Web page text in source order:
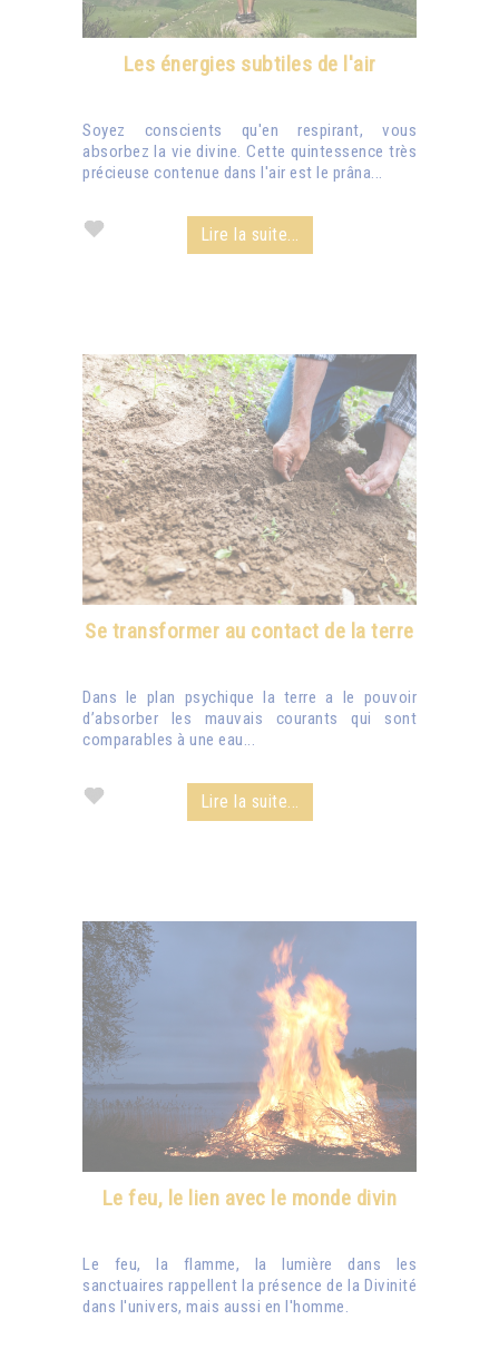
Les énergies subtiles de l'air
Soyez conscients qu'en respirant, vous
absorbez la vie divine. Cette quintessence très
précieuse contenue dans l'air est le prâna...
Lire la suite...
Se transformer au contact de la terre
Dans le plan psychique la terre a le pouvoir
d’absorber les mauvais courants qui sont
comparables à une eau...
Lire la suite...
Le feu, le lien avec le monde divin
Le feu, la flamme, la lumière dans les
sanctuaires rappellent la présence de la Divinité
dans l'univers, mais aussi en l'homme.